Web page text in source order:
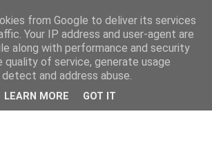
from Google to deliver its services
Your IP address and user-agent are
along with performance and security
quality of service, generate usage
and address abuse.
LEARN MORE GOT IT